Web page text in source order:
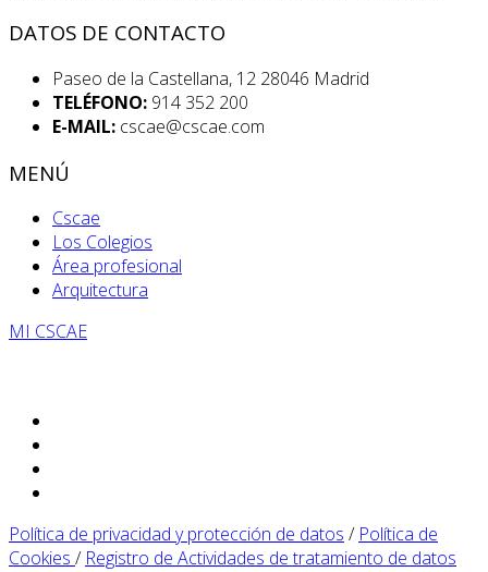
DATOS DE CONTACTO
Paseo de la Castellana, 12 28046 Madrid
TELÉFONO: 914 352 200
E-MAIL: cscae@cscae.com
MENÚ
Cscae
Los Colegios
Área profesional
Arquitectura
MI CSCAE
Política de privacidad y protección de datos / Política de
Cookies / Registro de Actividades de tratamiento de datos